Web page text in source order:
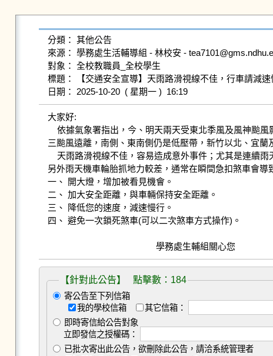
分類： 其他公告
來源： 學務處生活輔導組 - 林校安 -
對象： 全校教職員_全校學生
標題： 【交通安全宣導】天雨路滑視線不佳，行車請減速
日期： 2025-10-20  ( 星期一 )  16:19
大家好:
三颱風遠離，南側、東南側仍是低壓帶，新竹以北、宜
另外雨天機車輪胎抓地力較差，通常在瞬間急扣煞車會
一、 開大燈，增加被看見機會。
二、 加大安全距離，與車輛保持安全距離。
三、 降低您的速度，減速慢行。
四、 避免一次鎖死煞車(可以二次煞車方式操作)。
【針對此公告】 點擊數：184
寄公告至下列信箱
我的學校信箱
其它信箱：
即時寄信給公告對象
立即發信之授權碼：
已批次寄出此公告，欲刪除此公告，請洽系統管理者